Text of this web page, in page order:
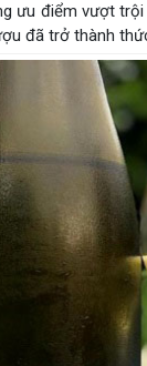
ưu điểm vượt
đã trở thành